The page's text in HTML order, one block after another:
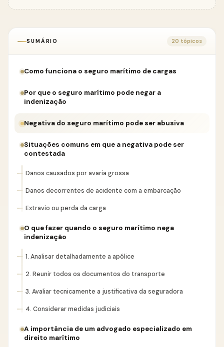
SUMÁRIO 20 tópicos
Como funciona o seguro marítimo de cargas
Por que o seguro marítimo pode negar a
indenização
Negativa do seguro marítimo pode ser abusiva
Situações comuns em que a negativa pode ser
contestada
Danos causados por avaria grossa
Danos decorrentes de acidente com a embarcação
Extravio ou perda da carga
O que fazer quando o seguro marítimo nega
indenização
1. Analisar detalhadamente a apólice
2. Reunir todos os documentos do transporte
3. Avaliar tecnicamente a justificativa da seguradora
4. Considerar medidas judiciais
A importância de um advogado especializado em
direito marítimo